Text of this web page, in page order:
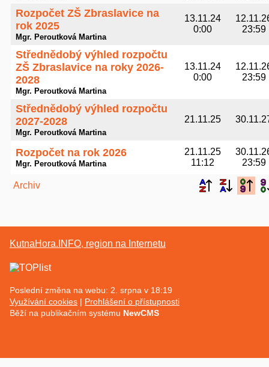
Rozpočet ZŠ Zbraslavice na
rok 2025
Mgr. Peroutková Martina
13.11.24
0:00
23:59
Střednědobý výhled rozpočtu
ZŠ Zbraslavice na roky 2026-
2028
Mgr. Peroutková Martina
13.11.24
0:00
23:59
Střednědobý výhled rozpočtu
2027-2028
Mgr. Peroutková Martina
21.11.25
Rozpočet na rok 2026
Mgr. Peroutková Martina
21.11.25
11:12
23:59
Archiv
KutnaHora.INFO, region na Internetu
Poslední změna na webu: 2. srpna v 18:19
Využívání cookies
Prohlášení o přístupnosti
Běží na publikačním systému NewCMS